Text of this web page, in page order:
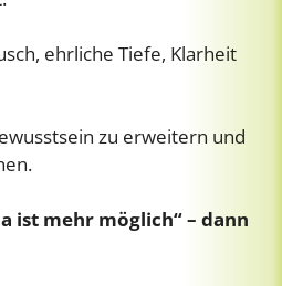
ehrliche Tiefe, Klarheit
zu erweitern und
ist mehr möglich“ – dann